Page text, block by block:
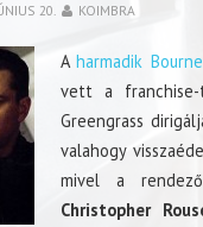
20. KOIMBRA
Aharmadik Bourne
vett a
Greengrass
valahogy
mivel a
Christopher